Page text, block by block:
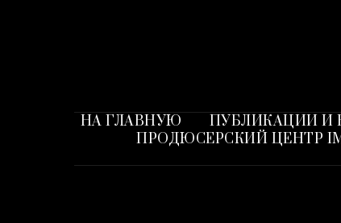
НА ГЛАВНУЮ ПУБЛИКАЦИИ И
ПРОДЮСЕРСКИЙ ЦЕНТР